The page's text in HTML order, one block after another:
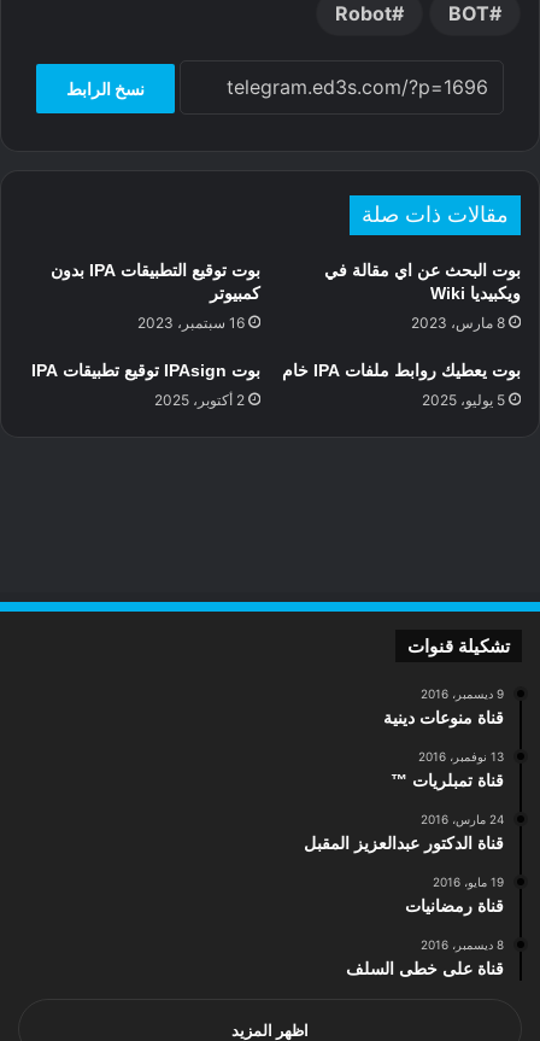
BOT
Robot
نسخ الرابط
مقالات ذات صلة
بوت البحث عن اي مقالة في
ويكبيديا Wiki
8 مارس، 2023
بوت توقيع التطبيقات IPA بدون
كمبيوتر
16 سبتمبر، 2023
بوت يعطيك روابط ملفات IPA خام
5 يوليو، 2025
بوت IPAsign توقيع تطبيقات IPA
2 أكتوبر، 2025
تشكيلة قنوات
9 ديسمبر، 2016
قناة منوعات دينية
13 نوفمبر، 2016
قناة تمبلريات ™
24 مارس، 2016
قناة الدكتور عبدالعزيز المقبل
19 مايو، 2016
قناة رمضانيات
8 ديسمبر، 2016
قناة على خطى السلف
اظهر المزيد